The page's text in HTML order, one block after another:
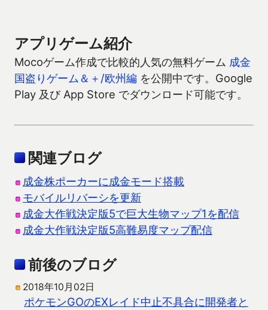
アプリゲーム紹介
Mocoゲーム作成で比較的人気の無料ゲーム 成金
国盗りゲーム＆＋/欧州編 を公開中です。Google
Play 及び App Store でダウンロード可能です。
関連ブログ
成金株ポーカーに成金モード搭載
モバイルリバーシを更新
成金大作戦決定版5で巨大生物マップ1を配信
成金大作戦決定版5高難易度マップ配信
前後のブログ
2018年10月02日
ポケモンGOのEXレイド中止不具合に開発者と